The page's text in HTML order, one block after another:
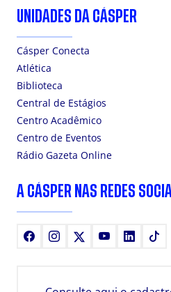
UNIDADES DA CÁSPER
Cásper Conecta
Atlética
Biblioteca
Central de Estágios
Centro Acadêmico
Centro de Eventos
Rádio Gazeta Online
A CÁSPER NAS REDES
FacebookInstagram YoutubeLinkedIn